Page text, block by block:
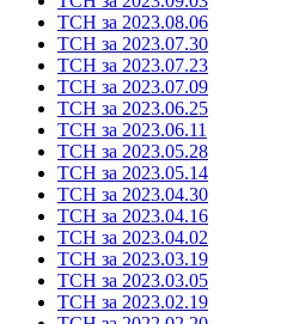
ТСН за 2023.08.06
ТСН за 2023.07.30
ТСН за 2023.07.23
ТСН за 2023.07.09
ТСН за 2023.06.25
ТСН за 2023.06.11
ТСН за 2023.05.28
ТСН за 2023.05.14
ТСН за 2023.04.30
ТСН за 2023.04.16
ТСН за 2023.04.02
ТСН за 2023.03.19
ТСН за 2023.03.05
ТСН за 2023.02.19